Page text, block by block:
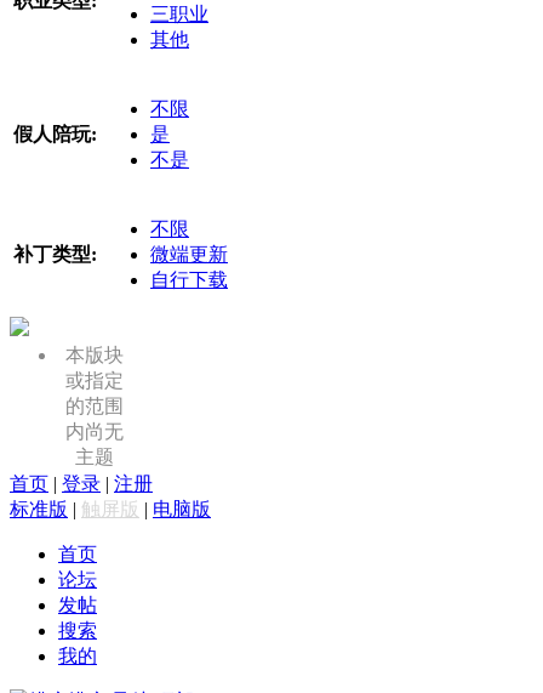
三职业
其他
假人陪玩:
不限
是
不是
补丁类型:
不限
微端更新
自行下载
本版块
或指定
的范围
内尚无
主题
首页 | 登录 | 注册
标准版 | 触屏版 | 电脑版
首页
论坛
发帖
搜索
我的